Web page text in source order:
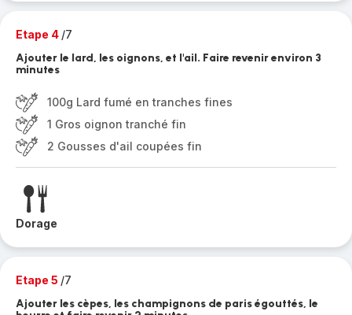
Etape 4 /7
Ajouter le lard, les oignons, et l'ail. Faire revenir environ 3
minutes
100g Lard fumé en tranches fines
1 Gros oignon tranché fin
2 Gousses d'ail coupées fin
Dorage
Etape 5 /7
Ajouter les cèpes, les champignons de paris égouttés, le